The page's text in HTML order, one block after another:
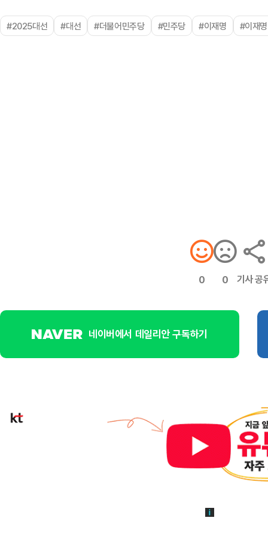
#2025대선 #대선 #더불어민주당 #민주당 #이재명 #이재
0 0 기사 공
네이버에서 데일리안 구독하기